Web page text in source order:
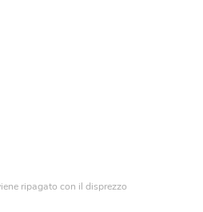
ripagato con il disprezzo